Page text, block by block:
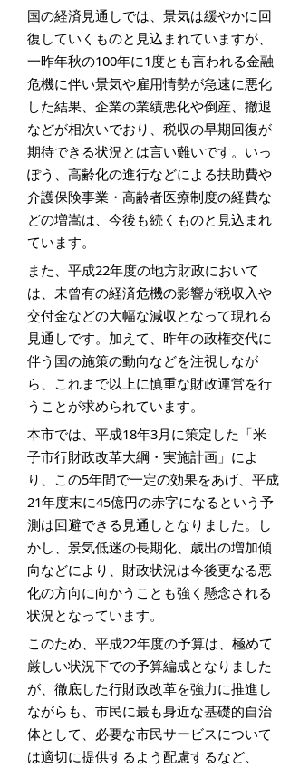
国の経済見通しでは、景気は緩やかに回
復していくものと見込まれていますが、
一昨年秋の100年に1度とも言われる金融
危機に伴い景気や雇用情勢が急速に悪化
した結果、企業の業績悪化や倒産、撤退
などが相次いでおり、税収の早期回復が
期待できる状況とは言い難いです。いっ
ぽう、高齢化の進行などによる扶助費や
介護保険事業・高齢者医療制度の経費な
どの増嵩は、今後も続くものと見込まれ
ています。
また、平成22年度の地方財政において
は、未曾有の経済危機の影響が税収入や
交付金などの大幅な減収となって現れる
見通しです。加えて、昨年の政権交代に
伴う国の施策の動向などを注視しなが
ら、これまで以上に慎重な財政運営を行
うことが求められています。
本市では、平成18年3月に策定した「米
子市行財政改革大綱・実施計画」によ
り、この5年間で一定の効果をあげ、平成
21年度末に45億円の赤字になるという予
測は回避できる見通しとなりました。し
かし、景気低迷の長期化、歳出の増加傾
向などにより、財政状況は今後更なる悪
化の方向に向かうことも強く懸念される
状況となっています。
このため、平成22年度の予算は、極めて
厳しい状況下での予算編成となりました
が、徹底した行財政改革を強力に推進し
ながらも、市民に最も身近な基礎的自治
体として、必要な市民サービスについて
は適切に提供するよう配慮するなど、